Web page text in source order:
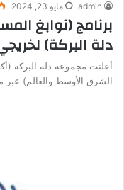
admin مايو 23, 2024
برنامج (نوابغ
دلة البركة)
أعلنت مجموعة دلة البركة
الشرق الأوسط والعالم) عبر